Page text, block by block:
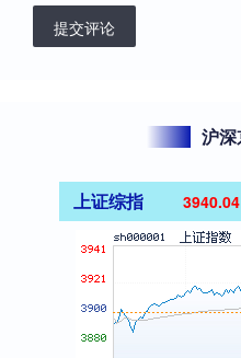
提交评论
沪
上证综指 3940.04